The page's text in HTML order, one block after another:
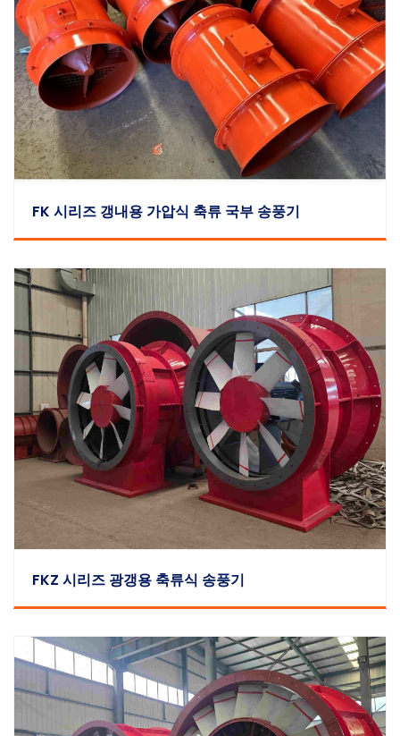
FK 시리즈 갱내용 가압식 축류 국부 송풍기
FKZ 시리즈 광갱용 축류식 송풍기